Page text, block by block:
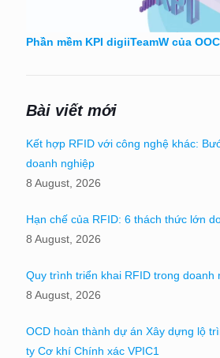
Phần mềm KPI digiiTeamW của OOC
Bài viết mới
Kết hợp RFID với công nghệ khác:
doanh nghiệp
8 August, 2026
Hạn chế của RFID: 6 thách thức lớn
8 August, 2026
Quy trình triển khai RFID trong doanh
8 August, 2026
OCD hoàn thành dự án Xây dựng lộ
ty Cơ khí Chính xác VPIC1